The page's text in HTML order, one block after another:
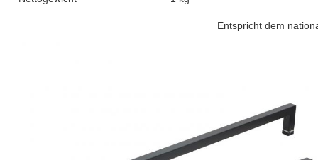
Entspricht dem nationalen